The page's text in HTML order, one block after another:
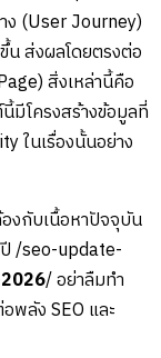
ง (User Journey)
ส่งผลโดยตรงต่อ
สิ่งเหล่านี้คือ
โครงสร้างข้อมูลที่
ในเรื่องนั้นอย่าง
งกับเนื้อหาปัจจุบัน
ปี /seo-update-
2026/ อย่าลืมทำ
พลัง SEO และ